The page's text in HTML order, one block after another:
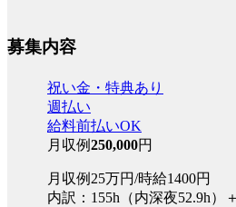
募集内容
祝い金・特典あり
週払い
給料前払いOK
月収例250,000円
月収例25万円/時給1400円
内訳：155h（内深夜52.9h）